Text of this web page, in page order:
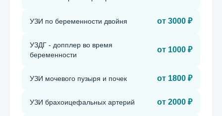
УЗИ по беременности двойня от 3000 ₽
УЗДГ - допплер во время
беременности
от 1000 ₽
УЗИ мочевого пузыря и почек от 1800 ₽
УЗИ брахоицефальных артерий от 2000 ₽